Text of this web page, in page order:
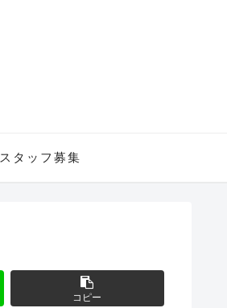
スタッフ募集
コピー